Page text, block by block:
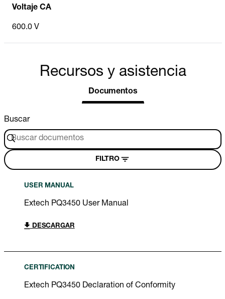
Voltaje CA
600.0 V
Recursos y asistencia
Documentos
Buscar
FILTRO
USER MANUAL
Extech PQ3450 User Manual
DESCARGAR
CERTIFICATION
Extech PQ3450 Declaration of Conformity